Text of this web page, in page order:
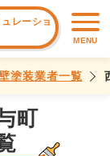
レーショ
MENU
塗装業者一覧
町